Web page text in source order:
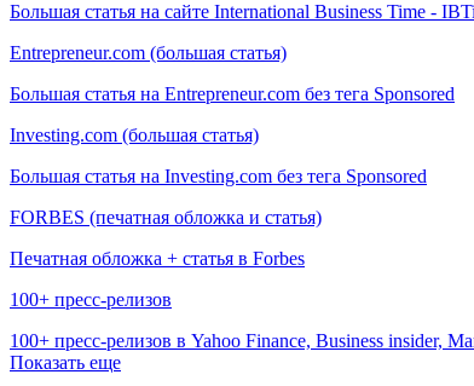
Большая статья на сайте International Business Time -
Entrepreneur.com (большая статья)
Большая статья на Entrepreneur.com без тега Sponsored
Investing.com (большая статья)
Большая статья на Investing.com без тега Sponsored
FORBES (печатная обложка и статья)
Печатная обложка + статья в Forbes
100+ пресс-релизов
100+ пресс-релизов в Yahoo Finance, Business insider,
Показать еще